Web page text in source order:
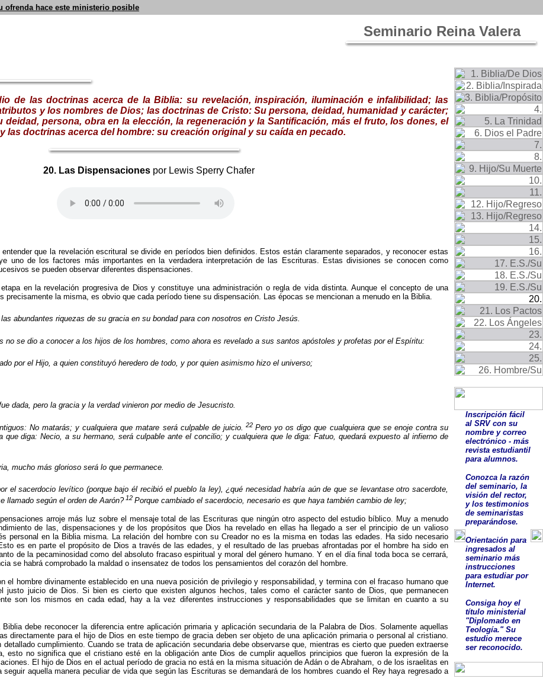
ofrenda hace este ministerio posible
Seminario Reina Valera
de las doctrinas acerca de la Biblia: su revelación, inspiración, iluminación e infalibilidad; las
y los nombres de Dios; las doctrinas de Cristo: Su persona, deidad, humanidad y carácter;
persona, obra en la elección, la regeneración y la Santificación, más el fruto,los dones, el
las doctrinas acerca del hombre: su creación original ysu caída en pecado.
20. Las Dispensaciones por Lewis Sperry Chafer
que la revelación escritural se divide en períodos bien definidos. Estos están claramente separados, y reconocer estas
uno de los factores más importantes en la verdadera interpretación de las Escrituras. Estas divisiones se conocen como
se pueden observar diferentes dispensaciones.
en la revelación progresiva de Dios y constituye una administración o regla de vida distinta. Aunque el concepto de una
precisamente la misma, es obvio que cada período tiene su dispensación. Las épocas se mencionan a menudo en la Biblia.
abundantes riquezas de su gracia en su bondad para con nosotros en Cristo Jesús.
no se dio a conocer a los hijos de los hombres, como ahora es revelado a sus santos apóstoles y profetas por el Espíritu:
por el Hijo, a quien constituyó heredero de todo, y por quien asimismo hizo el universo;
dada, pero la gracia y la verdad vinieron por medio de Jesucristo.
No matarás; y cualquiera que matare será culpable de juicio. 22 Pero yo os digo que cualquiera que se enoje contra su
que diga: Necio, a su hermano, será culpable ante el concilio; y cualquiera que le diga: Fatuo, quedará expuesto al infierno de
mucho más glorioso será lo que permanece.
el sacerdocio levítico (porque bajo él recibió el pueblo la ley), ¿qué necesidad habría aún de que se levantase otro sacerdote,
llamado según el orden de Aarón?12 Porque cambiado el sacerdocio, necesario es que haya también cambio de ley;
arroje más luz sobre el mensaje total de las Escrituras que ningún otro aspecto del estudio bíblico. Muy a menudo
de las, dispensaciones y de los propósitos que Dios ha revelado en ellas ha llegado a ser el principio de un valioso
personal en la Biblia misma. La relación del hombre con su Creador no es la misma en todas las edades. Ha sido necesario
es en parte el propósito de Dios a través de las edades, y el resultado de las pruebas afrontadas por el hombre ha sido en
de la pecaminosidad como del absoluto fracaso espiritual y moral del género humano. Y en el día final toda boca se cerrará,
se habrá comprobado la maldad o insensatez de todos los pensamientos del corazón del hombre.
el hombre divinamente establecido en una nueva posición de privilegio y responsabilidad, y termina con el fracaso humano que
justo juicio de Dios. Si bien es cierto que existen algunos hechos, tales como el carácter santo de Dios, que permanecen
son los mismos en cada edad, hay a la vez diferentes instrucciones y responsabilidades que se limitan en cuanto a su
Biblia debe reconocer la diferencia entre aplicación primaria y aplicación secundaria de la Palabrade Dios. Solamente aquellas
directamente para el hijo de Dios en este tiempo de gracia deben ser objeto de una aplicación primaria o personal al cristiano.
cumplimiento. Cuando se trata de aplicación secundaria debe observarse que, mientras es cierto que pueden extraerse
esto no significa que el cristiano esté en la obligación ante Dios de cumplir aquellos principios que fueron la expresión de la
El hijo de Dios en el actual período de gracia no está en la misma situación de Adán o de Abraham, o de los israelitas en
aquella manera peculiar de vida que según las Escrituras se demandará de los hombres cuando el Rey haya regresado a
Inscripción fácil
al SRV con su
nombre y correo
electrónico - más
revista estudiantil
para alumnos.
Conozca la razón
del seminario, la
visión del rector,
y los testimonios
de seminaristas
preparándose.
Orientación para
ingresados al
seminario más
instrucciones
para estudiar por
Internet.
Consiga hoy el
título ministerial
"Diplomado en
Teología."Su
estudio merece
serreconocido.